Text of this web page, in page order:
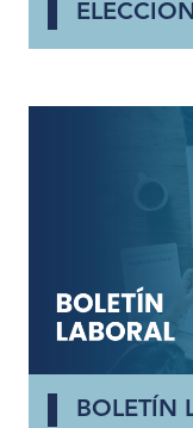
BOLETÍN